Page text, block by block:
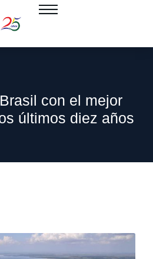
con el mejor
últimos diez años